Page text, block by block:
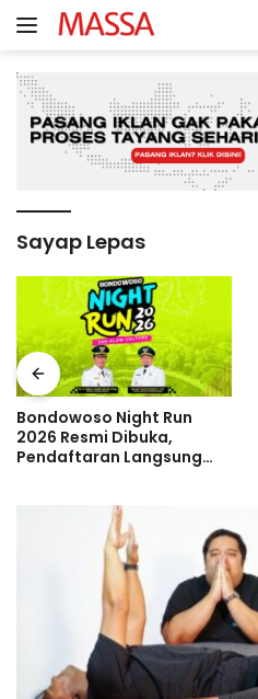
Langsung
ke
Sayap Lepas
Bondowoso Night Run
2026 Resmi Dibuka,
Pendaftaran Langsung